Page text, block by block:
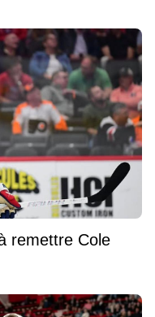
remettre Cole